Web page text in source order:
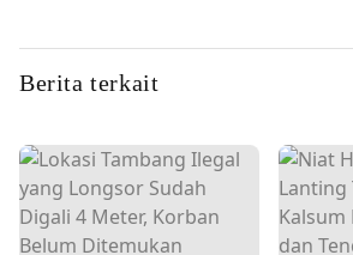
Berita terkait